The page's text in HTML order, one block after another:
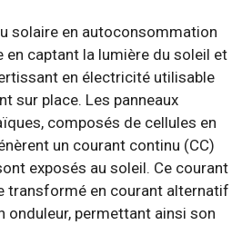
solaire en autoconsommation
en captant la lumière du soleil et
en électricité utilisable
sur place. Les panneaux
composés de cellules en
un courant continu (CC)
exposés au soleil. Ce courant
transformé en courant alternatif
onduleur, permettant ainsi son